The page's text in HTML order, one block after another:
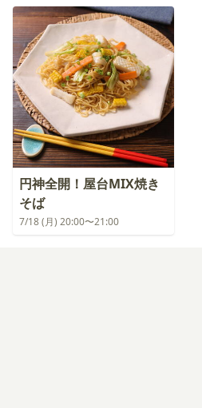
円神全開！屋台MIX焼き
そば
7/18 (月) 20:00〜21:00